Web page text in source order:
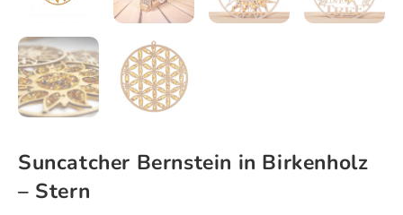
Suncatcher Bernstein in Birkenholz
– Stern